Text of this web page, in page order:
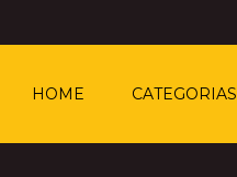
HOME CATEGORIAS